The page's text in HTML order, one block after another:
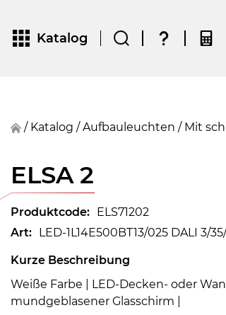
Katalog
/ Katalog / Aufbauleuchten / Mit
ELSA 2
Produktcode: ELS71202
Art: LED-1L14E500BT13/025 DALI 3/
Kurze Beschreibung
Weiße Farbe | LED-Decken- oder
mundgeblasener Glasschirm |